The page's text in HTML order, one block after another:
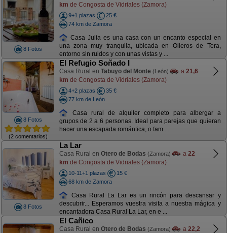
8 Fotos
km de Congosta de Vidriales (Zamora)
9+1 plazas
25 €
74 km de Zamora
Casa Julia es una casa con un encanto especial en
una zona muy tranquila, ubicada en Olleros de Tera,
entorno sin ruidos y con unas vistas y ...
8 Fotos
(2 comentarios)
El Refugio Soñado I
Casa Rural en Tabuyo del Monte (León) a 21,6
km de Congosta de Vidriales (Zamora)
4+2 plazas
35 €
77 km de León
Casa rural de alquiler completo para albergar a
grupos de 2 a 6 personas. Ideal para parejas que quieran
hacer una escapada romántica, o fam ...
8 Fotos
La Lar
Casa Rural en Otero de Bodas (Zamora) a 22
km de Congosta de Vidriales (Zamora)
10-11+1 plazas
15 €
68 km de Zamora
Casa Rural La Lar es un rincón para descansar y
descubrir... Esperamos vuestra visita a nuestra mágica y
encantadora Casa Rural La Lar, en e ...
El Cañico
Casa Rural en Otero de Bodas (Zamora) a 22,2